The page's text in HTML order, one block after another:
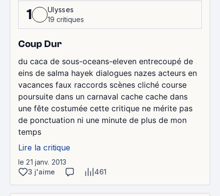
1
Ulysses
19 critiques
Coup Dur
du caca de sous-oceans-eleven entrecoupé de
eins de salma hayek dialogues nazes acteurs en
vacances faux raccords scènes cliché course
poursuite dans un carnaval cache cache dans
une fête costumée cette critique ne mérite pas
de ponctuation ni une minute de plus de mon
temps
Lire la critique
le 21 janv. 2013
3 j'aime
461